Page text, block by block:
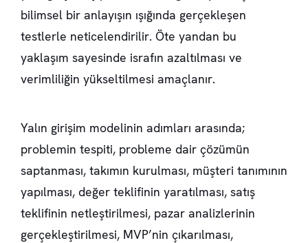
bilimsel bir anlayışın ışığında gerçekleşen
testlerle neticelendirilir. Öte yandan bu
yaklaşım sayesinde israfın azaltılması ve
verimliliğin yükseltilmesi amaçlanır.
Yalın girişim modelinin adımları arasında;
problemin tespiti, probleme dair çözümün
saptanması, takımın kurulması, müşteri tanımının
yapılması, değer teklifinin yaratılması, satış
teklifinin netleştirilmesi, pazar analizlerinin
gerçekleştirilmesi, MVP’nin çıkarılması,